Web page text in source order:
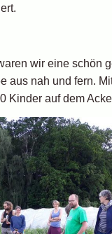
wir eine schön
aus nah und fern.
Kinder auf dem